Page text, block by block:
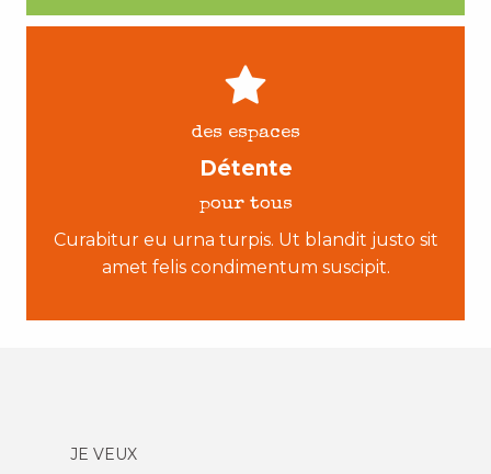
des espaces
Détente
pour tous
Curabitur eu urna turpis. Ut blandit justo sit
amet felis condimentum suscipit.
JE VEUX